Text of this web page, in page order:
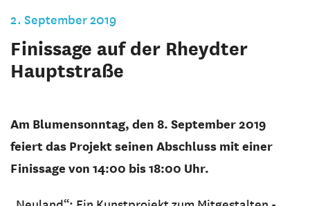
2. September 2019
Finissage auf der Rheydter
Hauptstraße
Am Blumensonntag, den 8. September 2019
feiert das Projekt seinen Abschluss mit einer
Finissage von 14:00 bis 18:00 Uhr.